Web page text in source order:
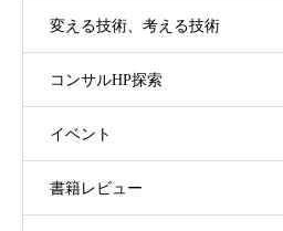
変える技術、考える技術
コンサルHP探索
イベント
書籍レビュー